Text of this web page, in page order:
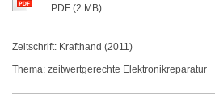
PDF (2 MB)
Zeitschrift: Krafthand (2011)
Thema: zeitwertgerechte Elektronikreparatur